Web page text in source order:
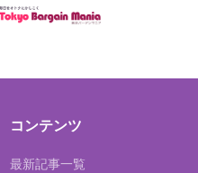
コンテンツ
最新記事一覧